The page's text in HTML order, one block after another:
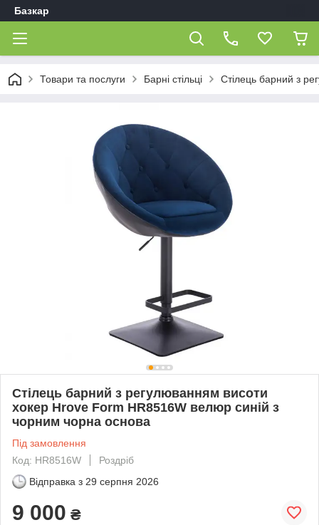
Базкар
Товари та послуги Барні стільці Стілець барний з
Стілець барний з регулюванням висоти
хокер Hrove Form HR8516W велюр синій з
чорним чорна основа
Під замовлення
Код: HR8516W
Роздріб
Відправка з 29 серпня 2026
9 000 ₴